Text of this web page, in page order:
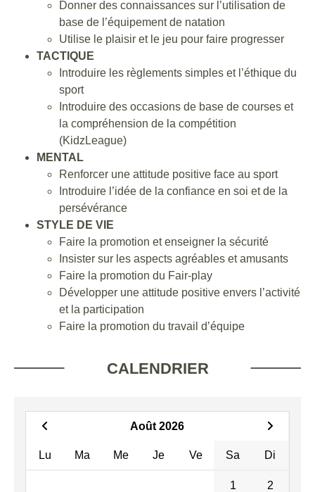
Donner des connaissances sur l’utilisation de
base de l’équipement de natation
Utilise le plaisir et le jeu pour faire progresser
TACTIQUE
Introduire les règlements simples et l’éthique du
sport
Introduire des occasions de base de courses et
la compréhension de la compétition
(KidzLeague)
MENTAL
Renforcer une attitude positive face au sport
Introduire l’idée de la confiance en soi et de la
persévérance
STYLE DE VIE
Faire la promotion et enseigner la sécurité
Insister sur les aspects agréables et amusants
Faire la promotion du Fair-play
Développer une attitude positive envers l’activité
et la participation
Faire la promotion du travail d’équipe
CALENDRIER
Août 2026
Lu Ma Me Je Ve Sa Di
1 2